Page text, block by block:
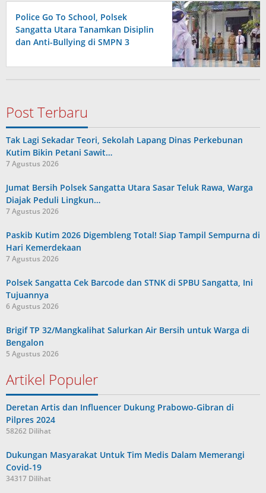
Police Go To School, Polsek
Sangatta Utara Tanamkan Disiplin
dan Anti-Bullying di SMPN 3
Post Terbaru
Tak Lagi Sekadar Teori, Sekolah Lapang Dinas Perkebunan
Kutim Bikin Petani Sawit…
7 Agustus 2026
Jumat Bersih Polsek Sangatta Utara Sasar Teluk Rawa, Warga
Diajak Peduli Lingkun…
7 Agustus 2026
Paskib Kutim 2026 Digembleng Total! Siap Tampil Sempurna di
Hari Kemerdekaan
7 Agustus 2026
Polsek Sangatta Cek Barcode dan STNK di SPBU Sangatta, Ini
Tujuannya
6 Agustus 2026
Brigif TP 32/Mangkalihat Salurkan Air Bersih untuk Warga di
Bengalon
5 Agustus 2026
Artikel Populer
Deretan Artis dan Influencer Dukung Prabowo-Gibran di
Pilpres 2024
58262 Dilihat
Dukungan Masyarakat Untuk Tim Medis Dalam Memerangi
Covid-19
34317 Dilihat